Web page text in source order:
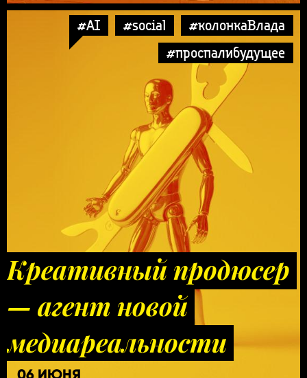
#AI #social
#колонкаВлада
#проспалибудущее
Креативный продюсер
— агент новой
медиареальности
06 ИЮНЯ